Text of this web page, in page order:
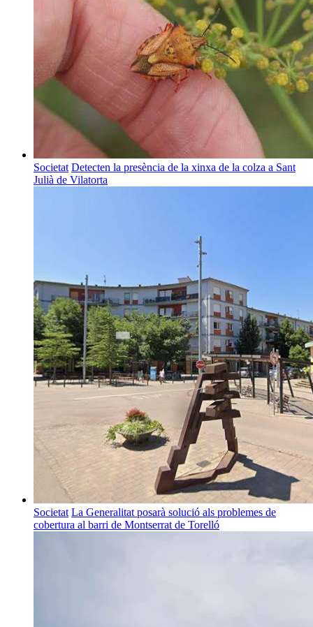
Societat Detecten la presència de la xinxa de la colza a Sant
Julià de Vilatorta
Societat La Generalitat posarà solució als problemes de
cobertura al barri de Montserrat de Torelló